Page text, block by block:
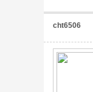
cht6506